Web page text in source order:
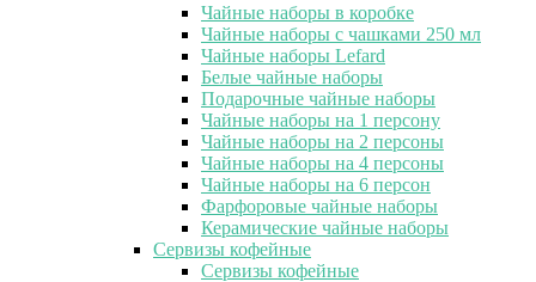
Чайные наборы в коробке
Чайные наборы с чашками 250 мл
Чайные наборы Lefard
Белые чайные наборы
Подарочные чайные наборы
Чайные наборы на 1 персону
Чайные наборы на 2 персоны
Чайные наборы на 4 персоны
Чайные наборы на 6 персон
Фарфоровые чайные наборы
Керамические чайные наборы
Сервизы кофейные
Сервизы кофейные